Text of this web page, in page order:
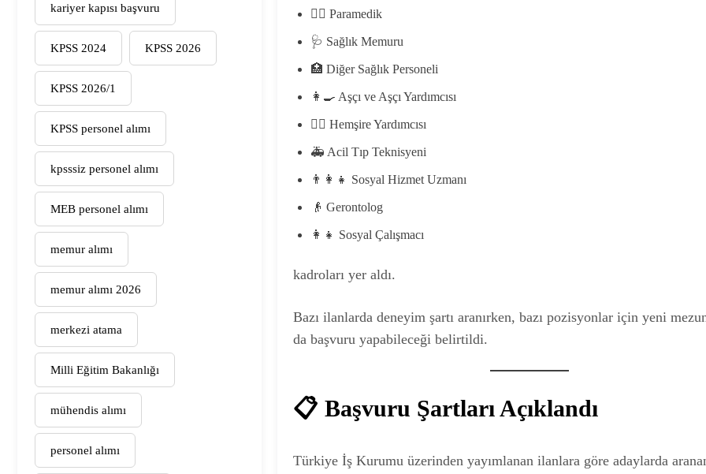
kariyer kapısı başvuru
KPSS 2024 KPSS 2026
KPSS 2026/1
KPSS personel alımı
kpsssiz personel alımı
MEB personel alımı
memur alımı
memur alımı 2026
merkezi atama
Milli Eğitim Bakanlığı
mühendis alımı
personel alımı
👨‍⚕️ Paramedik
🩺 Sağlık Memuru
🏥 Diğer Sağlık Personeli
👩‍🍳 Aşçı ve Aşçı Yardımcısı
🧑‍⚕️ Hemşire Yardımcısı
🚑 Acil Tıp Teknisyeni
👨‍👩‍👧 Sosyal Hizmet Uzmanı
👴 Gerontolog
👩‍👧 Sosyal Çalışmacı
kadroları yer aldı.
Bazı ilanlarda deneyim şartı aranırken, bazı pozisyonlar için yeni
da başvuru yapabileceği belirtildi.
📋 Başvuru Şartları Açıklandı
Türkiye İş Kurumu üzerinden yayımlanan ilanlara göre adaylarda